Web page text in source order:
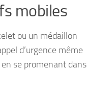
mobiles
ou un médaillon
d’urgence même
se promenant dans